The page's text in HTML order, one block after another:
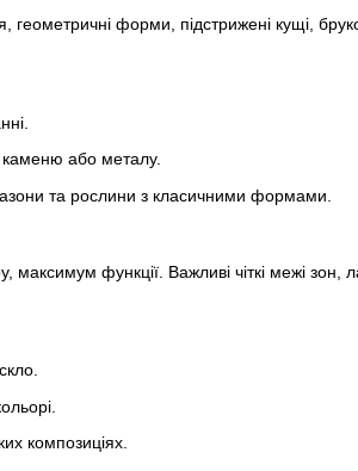
геометричні форми, підстрижені кущі,
каменю або металу.
та рослини з класичними формами.
максимум функції. Важливі чіткі межі
композиціях.